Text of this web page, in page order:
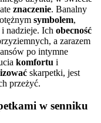
znaczenie. Banalny
symbolem,
nadzieje. Ich obecność
a zarazem
po intymne
komfortu i
skarpetki, jest
przeżyć.
w senniku